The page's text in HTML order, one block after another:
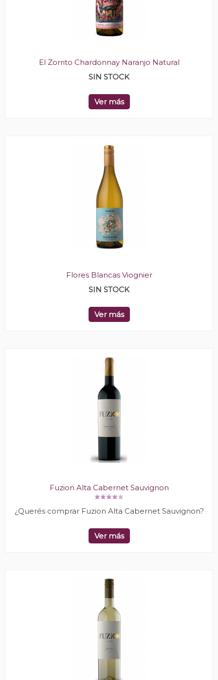
El Zorrito Chardonnay Naranjo Natural
SIN STOCK
Ver más
Flores Blancas Viognier
SIN STOCK
Ver más
Fuzion Alta Cabernet Sauvignon
¿Querés comprar Fuzion Alta Cabernet Sauvignon?
Ver más